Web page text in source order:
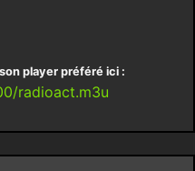
player préféré ici :
radioact.m3u